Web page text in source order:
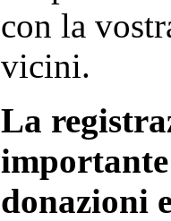
con la
vicini.
La
donazioni